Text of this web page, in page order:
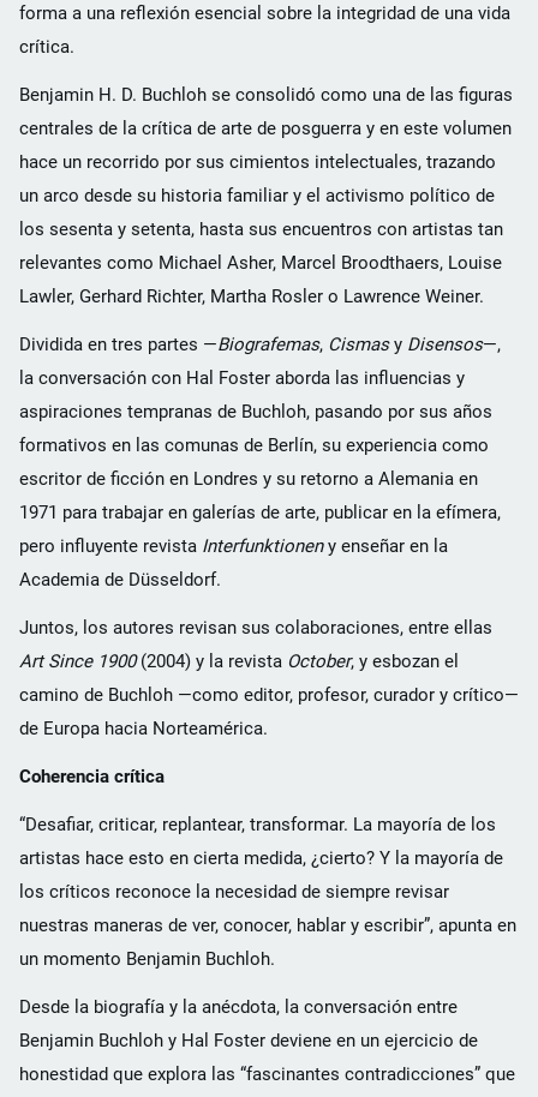
forma a una reflexión esencial sobre la integridad de una vida
crítica.
Benjamin H. D. Buchloh se consolidó como una de las figuras
centrales de la crítica de arte de posguerra y en este volumen
hace un recorrido por sus cimientos intelectuales, trazando
un arco desde su historia familiar y el activismo político de
los sesenta y setenta, hasta sus encuentros con artistas tan
relevantes como Michael Asher, Marcel Broodthaers, Louise
Lawler, Gerhard Richter, Martha Rosler o Lawrence Weiner.
Dividida en tres partes —Biografemas, Cismasy Disensos—,
la conversación con Hal Foster aborda las influencias y
aspiraciones tempranas de Buchloh, pasando por sus años
formativos en las comunas de Berlín, su experiencia como
escritor de ficción en Londres y su retorno a Alemania en
1971 para trabajar en galerías de arte, publicar en la efímera,
pero influyente revista Interfunktioneny enseñar en la
Academia de Düsseldorf.
Juntos, los autores revisan sus colaboraciones, entre ellas
Art Since 1900(2004) y la revista October, y esbozan el
camino de Buchloh —como editor, profesor, curador y crítico—
de Europa hacia Norteamérica.
Coherencia crítica
“Desafiar, criticar, replantear, transformar. La mayoría de los
artistas hace esto en cierta medida, ¿cierto? Y la mayoría de
los críticos reconoce la necesidad de siempre revisar
nuestras maneras de ver, conocer, hablar y escribir”, apunta en
un momento Benjamin Buchloh.
Desde la biografía y la anécdota, la conversación entre
Benjamin Buchloh y Hal Foster deviene en un ejercicio de
honestidad que explora las “fascinantes contradicciones” que